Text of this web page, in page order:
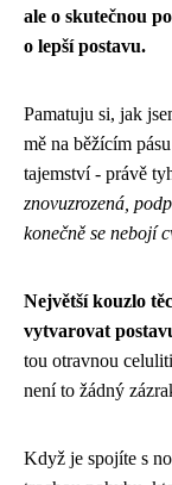
ale o skutečnou
o lepší postavu.
Pamatuju si, jak
mě na běžícím
tajemství - právě
znovuzrozená,
konečně se nebojí
Největší kouzlo
vytvarovat
tou otravnou
není to žádný
Když je spojíte s